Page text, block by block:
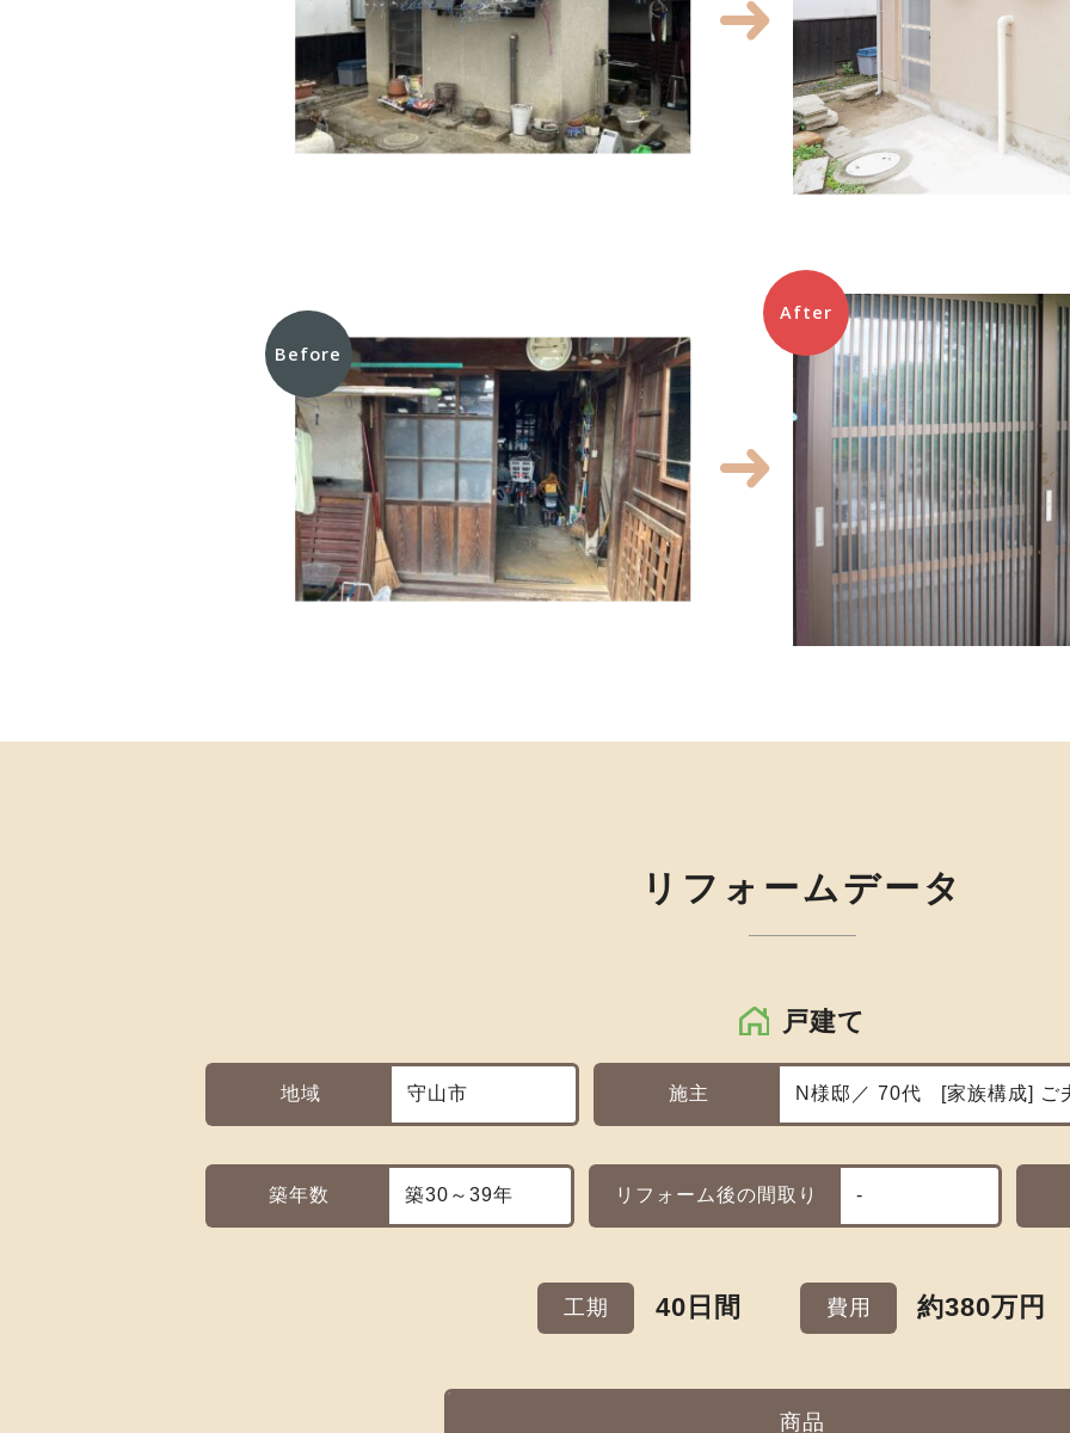
Before
After
リフォームデータ
戸建て
地域 守山市 施主 N様邸／ 70代 家族構成 ご
築年数 築30～39年 リフォーム後の間取り -
工期 40日間 費用 約380万円
商品